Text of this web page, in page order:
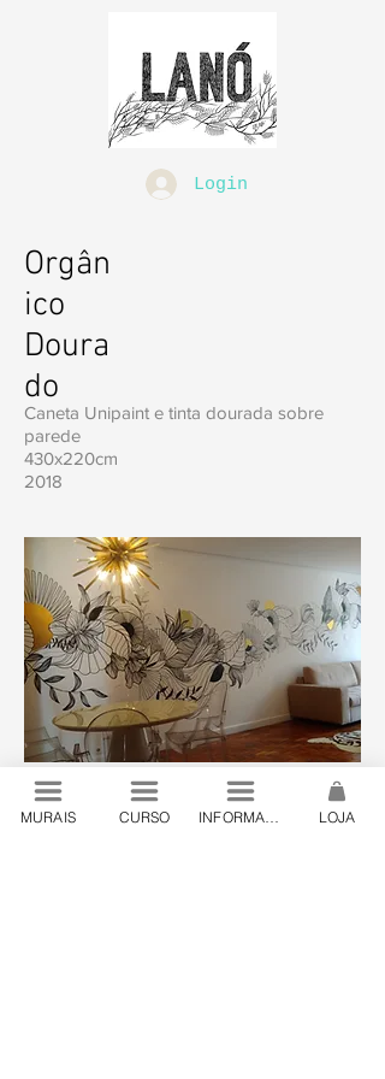
Login
Orgân
ico
Doura
do
Caneta Unipaint e tinta dourada sobre
parede
430x220cm
2018
MURAIS CURSO LOJA